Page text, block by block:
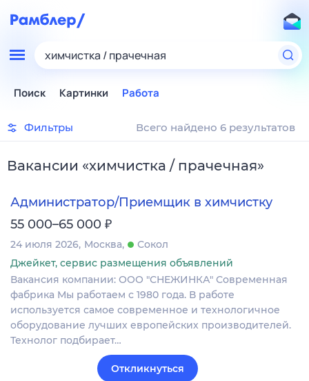
химчистка / прачечная
Поиск Картинки Работа
Фильтры Всего найдено 6 результатов
Вакансии «химчистка / прачечная»
Администратор/Приемщик в химчистку
55 000–65 000 ₽
24 июля 2026 Москва
Сокол
Джейкет, сервис размещения объявлений
Вакансия компании: ООО "СНЕЖИНКА" Современная
фабрика Мы работаем с 1980 года. В работе
используется самое современное и технологичное
оборудование лучших европейских производителей.
Технолог подбирает…
Откликнуться